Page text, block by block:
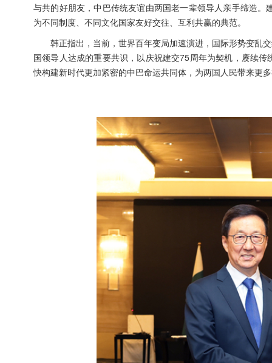
与共的好朋友，中巴传统友谊由两国老一辈领导人亲手缔造
为不同制度、不同文化国家友好交往、互利共赢的典范。
韩正指出，当前，世界百年变局加速演进，国际形势变乱
国领导人达成的重要共识，以庆祝建交75周年为契机，赓续
快构建新时代更加紧密的中巴命运共同体，为两国人民带来更